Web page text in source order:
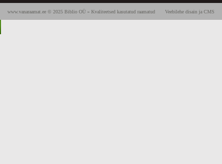
Veebilehe disain ja CMS
www.vanaraamat.ee © 2025 Biblio OÜ » Kvaliteetsed kasutatud raamatud